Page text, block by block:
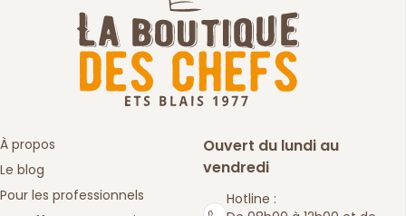
À propos
Le blog
Pour les professionnels
Ouvert du lundi au
vendredi
Hotline :